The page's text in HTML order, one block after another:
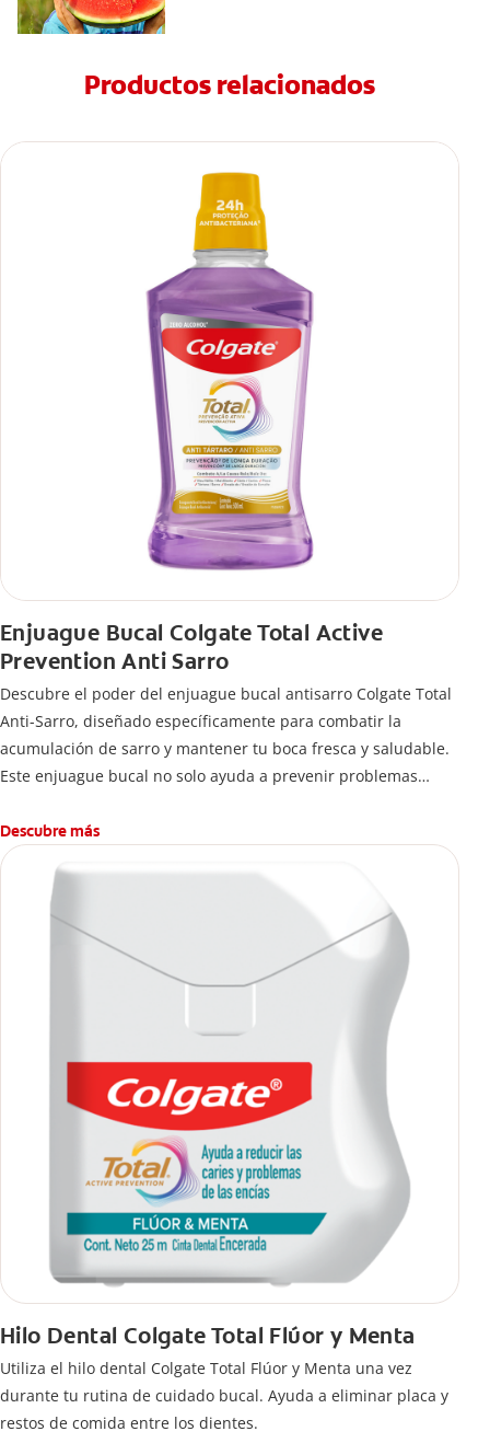
Productos relacionados
Enjuague Bucal Colgate Total Active
Prevention Anti Sarro
Descubre el poder del enjuague bucal antisarro Colgate Total
Anti-Sarro, diseñado específicamente para combatir la
acumulación de sarro y mantener tu boca fresca y saludable.
Este enjuague bucal no solo ayuda a prevenir problemas
Descubre más
Hilo Dental Colgate Total Flúor y Menta
Utiliza el hilo dental Colgate Total Flúor y Menta una vez
durante tu rutina de cuidado bucal. Ayuda a eliminar placa y
restos de comida entre los dientes.